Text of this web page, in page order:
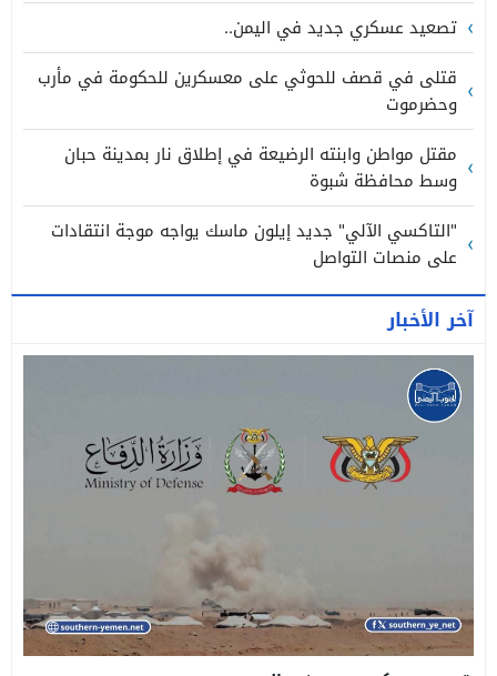
تصعيد عسكري جديد في اليمن..
قتلى في قصف للحوثي على معسكرين للحكومة في مأرب
وحضرموت
مقتل مواطن وابنته الرضيعة في إطلاق نار بمدينة حبان
وسط محافظة شبوة
"التاكسي الآلي" جديد إيلون ماسك يواجه موجة انتقادات
على منصات التواصل
آخر الأخبار